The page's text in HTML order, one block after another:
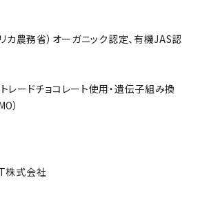
カ農務省）オーガニック認定、有機JAS認
レードチョコレート使用・遺伝子組み換
）
株式会社